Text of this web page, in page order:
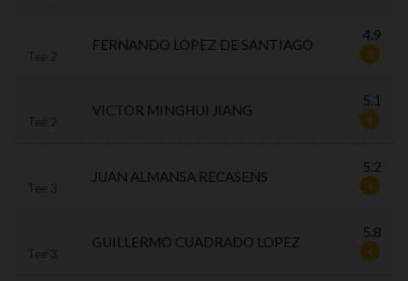
FERNANDO LOPEZ DE SANTIAGO
4.9
3
VICTOR MINGHUI JIANG
5.1
4
JUAN ALMANSA RECASENS
5.2
4
GUILLERMO CUADRADO LOPEZ
5.8
4